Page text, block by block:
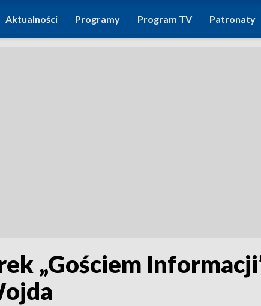
Aktualności Programy Program TV Patronaty
„Gościem